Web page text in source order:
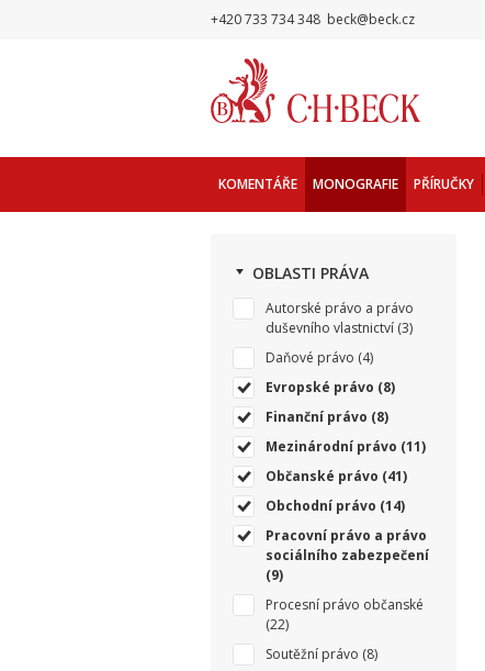
+420 733 734 348 beck@beck.cz
KOMENTÁŘE MONOGRAFIE PŘÍRUČKY
OBLASTI PRÁVA
Autorské právo a právo
duševního vlastnictví (3)
Daňové právo (4)
Evropské právo (8)
Finanční právo (8)
Mezinárodní právo (11)
Občanské právo (41)
Obchodní právo (14)
Pracovní právo a právo
sociálního zabezpečení
(9)
Procesní právo občanské
(22)
Soutěžní právo (8)